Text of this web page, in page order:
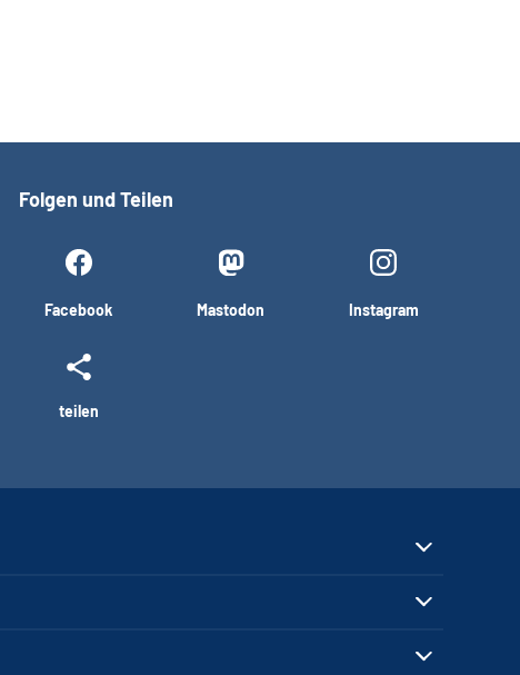
Folgen und Teilen
Facebook Mastodon Instagram
teilen